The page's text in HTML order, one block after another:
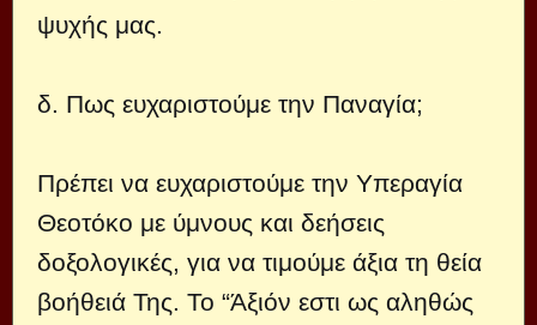
ψυχής μας.
δ. Πως ευχαριστούμε την Παναγία;
Πρέπει να ευχαριστούμε την Υπεραγία
Θεοτόκο με ύμνους και δεήσεις
δοξολογικές, για να τιμούμε άξια τη θεία
βοήθειά Της. Το “Άξιόν εστι ως αληθώς